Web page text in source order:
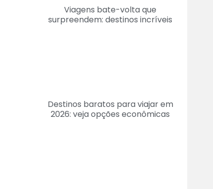
Viagens bate-volta que
surpreendem: destinos incríveis
Destinos baratos para viajar em
2026: veja opções econômicas